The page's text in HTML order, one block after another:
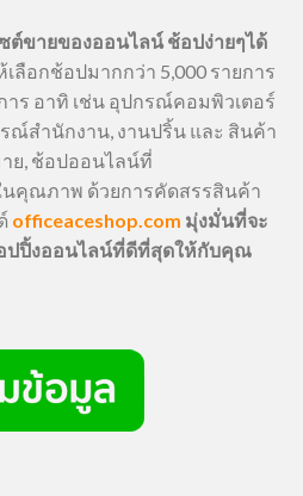
ซต์ขายของออนไลน์ ช้อปง่ายๆได้
ลือกช้อปมากกว่า 5,000 รายการ
ร อาทิ เช่น อุปกรณ์คอมพิวเตอร์
รณ์สำนักงาน, งานปริ้น และ สินค้า
ย, ช้อปออนไลน์ที่
นคุณภาพ ด้วยการคัดสรรสินค้า
officeaceshop.com มุ่งมั่นที่จะ
ปิ้งออนไลน์ที่ดีที่สุดให้กับคุณ